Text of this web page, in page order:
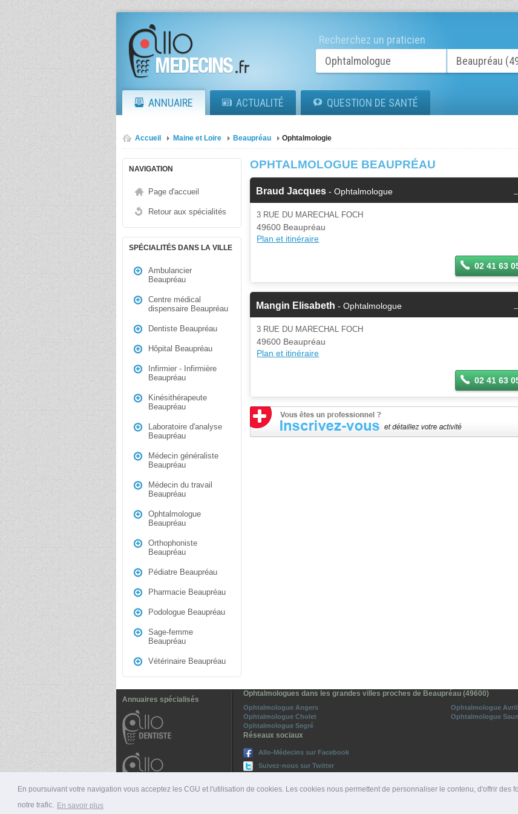
En poursuivant votre navigation vous acceptez les CGU et l'utilisation de cookies. Les cookies nous permettent de personnaliser le contenu, d'offrir des
notre trafic. En savoir plus
Recherchez un praticien
ANNUAIRE ACTUALITÉ QUESTION DE SANTÉ
Accueil Maine et Loire Beaupréau Ophtalmologie
NAVIGATION
Page d'accueil
Retour aux spécialités
SPÉCIALITÉS DANS LA VILLE
Ambulancier
Beaupréau
Centre médical
dispensaire Beaupréau
Dentiste Beaupréau
Hôpital Beaupréau
Infirmier - Infirmière
Beaupréau
Kinésithérapeute
Beaupréau
Laboratoire d'analyse
Beaupréau
Médecin généraliste
Beaupréau
Médecin du travail
Beaupréau
Ophtalmologue
Beaupréau
Orthophoniste
Beaupréau
Pédiatre Beaupréau
Pharmacie Beaupréau
Podologue Beaupréau
Sage-femme
Beaupréau
Vétérinaire Beaupréau
OPHTALMOLOGUE BEAUPRÉAU
Braud Jacques - Ophtalmologue
3 RUE DU MARECHAL FOCH
49600 Beaupréau
Plan et itinéraire
02 41 63
Mangin Elisabeth - Ophtalmologue
3 RUE DU MARECHAL FOCH
49600 Beaupréau
Plan et itinéraire
02 41 63
Annuaires spécialisés
Ophtalmologues dans les grandes villes proches de Beaupréau (49600)
Ophtalmologue Angers
Ophtalmologue
Ophtalmologue Cholet
Ophtalmologue
Ophtalmologue Segré
Réseaux sociaux
Allo-Médecins sur Facebook
Suivez-nous sur Twitter